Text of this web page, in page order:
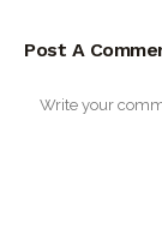
Post A